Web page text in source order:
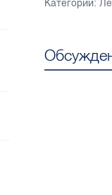
Категории: